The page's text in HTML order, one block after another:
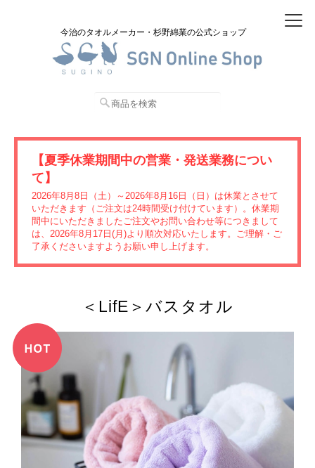
今治のタオルメーカー・杉野綿業の公式ショップ
【夏季休業期間中の営業・発送業務につい
て】
2026年8月8日（土）～2026年8月16日（日）は休業とさせて
いただきます（ご注文は24時間受け付けています）。休業期
間中にいただきましたご注文やお問い合わせ等につきまして
は、2026年8月17日(月)より順次対応いたします。ご理解・ご
了承くださいますようお願い申し上げます。
＜LifE＞バスタオル